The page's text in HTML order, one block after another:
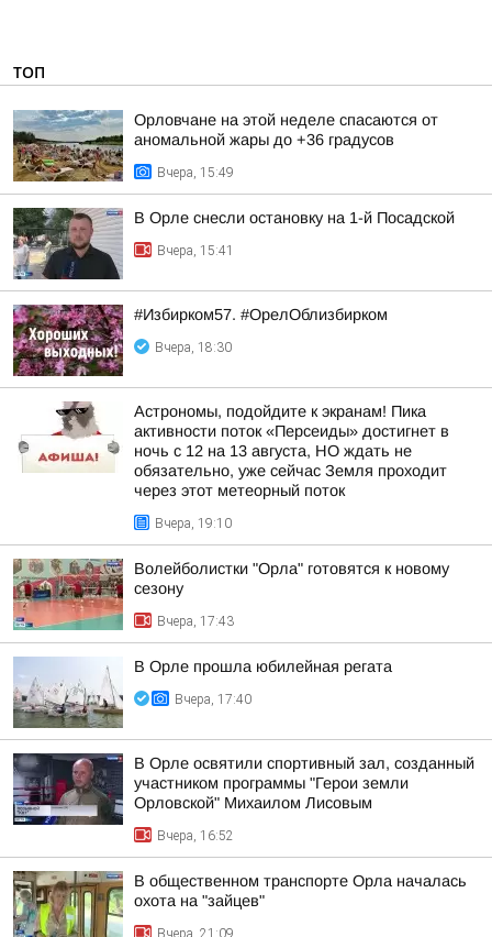
ТОП
Орловчане на этой неделе спасаются от
аномальной жары до +36 градусов
Вчера, 15:49
В Орле снесли остановку на 1-й Посадской
Вчера, 15:41
#Избирком57. #ОрелОблизбирком
Вчера, 18:30
Астрономы, подойдите к экранам! Пика
активности поток «Персеиды» достигнет в
ночь с 12 на 13 августа, НО ждать не
обязательно, уже сейчас Земля проходит
через этот метеорный поток
Вчера, 19:10
Волейболистки "Орла" готовятся к новому
сезону
Вчера, 17:43
В Орле прошла юбилейная регата
Вчера, 17:40
В Орле освятили спортивный зал, созданный
участником программы "Герои земли
Орловской" Михаилом Лисовым
Вчера, 16:52
В общественном транспорте Орла началась
охота на "зайцев"
Вчера, 21:09